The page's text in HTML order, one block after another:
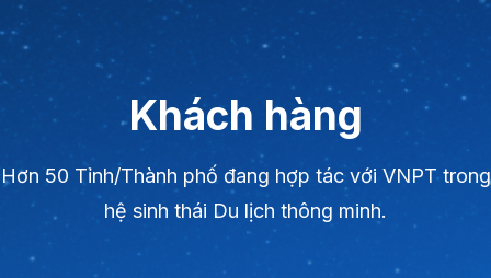
Khách hàng
Hơn 50 Tỉnh/Thành phố đang hợp tác với VNPT trong
hệ sinh thái Du lịch thông minh.